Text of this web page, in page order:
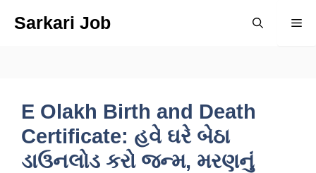
Sarkari Job
E Olakh Birth and Death
Certificate: હવે ઘરે બેઠા
ડાઉનલોડ કરો જન્મ, મરણનું